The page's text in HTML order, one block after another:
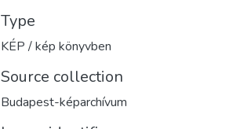
Type
KÉP / kép könyvben
Source collection
Budapest-képarchívum